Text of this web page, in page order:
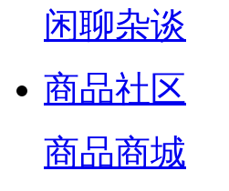
闲聊杂谈
商品社区
商品商城